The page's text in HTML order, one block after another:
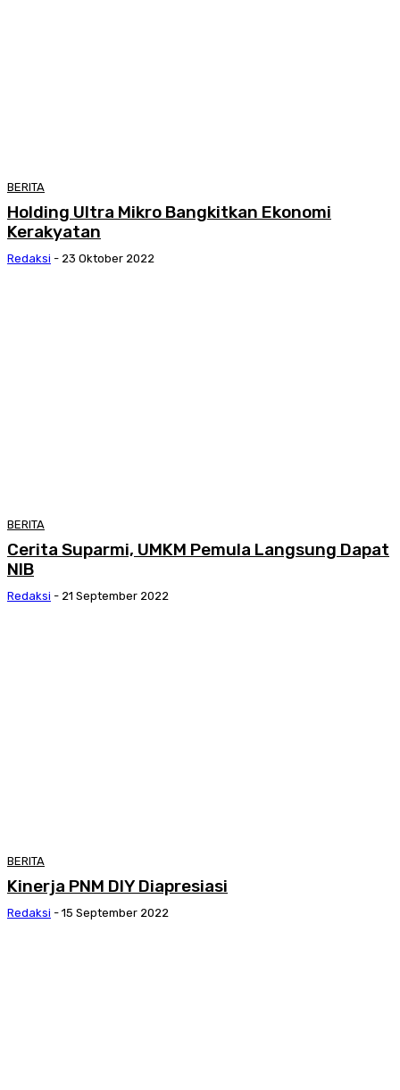
BERITA
Holding Ultra Mikro Bangkitkan Ekonomi
Kerakyatan
Redaksi - 23 Oktober 2022
BERITA
Cerita Suparmi, UMKM Pemula Langsung Dapat
NIB
Redaksi - 21 September 2022
BERITA
Kinerja PNM DIY Diapresiasi
Redaksi - 15 September 2022